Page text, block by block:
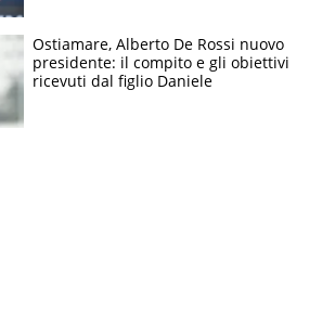
Ostiamare, Alberto De Rossi nuovo
presidente: il compito e gli obiettivi
ricevuti dal figlio Daniele